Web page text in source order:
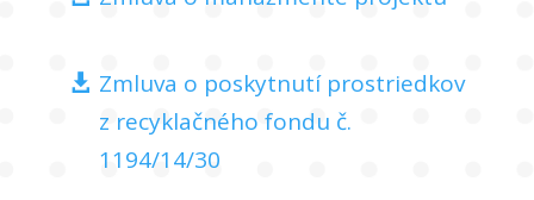
Zmluva o poskytnutí prostriedkov
z recyklačného fondu č.
1194/14/30